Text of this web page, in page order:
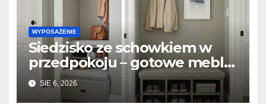
WYPOSAŻENIE
Siedzisko ze schowkiem w
przedpokoju – gotowe meble
vs. zabudowa stolarska na
wymiar
SIE 6, 2026